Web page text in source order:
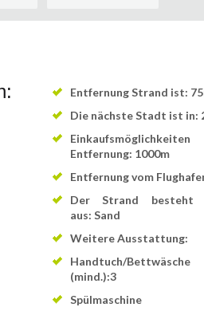
Entfernung Strand ist:
Die nächste Stadt ist in:
Einkaufsmöglichkeiten
Entfernung: 1000m
Entfernung vom
Der Strand besteht
aus: Sand
Weitere Ausstattung:
Handtuch/
(mind.):3
Spülmaschine